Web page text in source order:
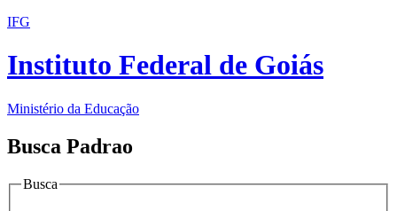
IFG
Instituto Federal de Goiás
Ministério da Educação
Busca Padrao
Busca